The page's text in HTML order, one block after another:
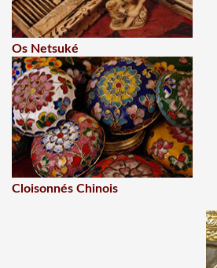
Os Netsuké
Cloisonnés Chinois